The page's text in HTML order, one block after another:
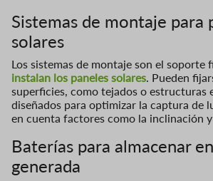
Sistemas de montaje para
solares
Los sistemas de montaje son el soporte
instalan los paneles solares. Pueden
superficies, como tejados o estructuras
diseñados para optimizar la captura de
en cuenta factores como la inclinación
Baterías para almacenar
generada